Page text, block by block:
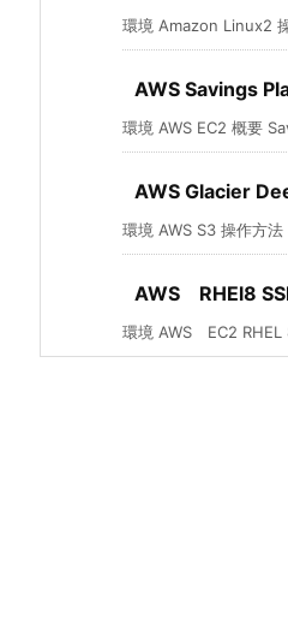
環境 Amazon Linux2
AWS Savings
環境 AWS EC2 概要
AWS Glacier
環境 AWS S3 操作方
AWS RHEl8
環境 AWS EC2 RHEL